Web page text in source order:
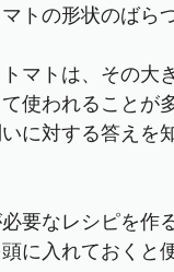
トの形状のばら
マトは、その大
使われることが
に対する答えを
要なレシピを作
に入れておく